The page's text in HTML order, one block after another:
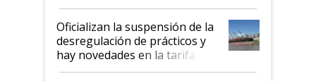
Oficializan la suspensión de la
desregulación de prácticos y
hay novedades en la tarifa de
la hidrovía